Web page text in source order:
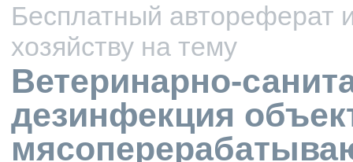
Бесплатный автореферат
хозяйству на тему
Ветеринарно-
дезинфекция